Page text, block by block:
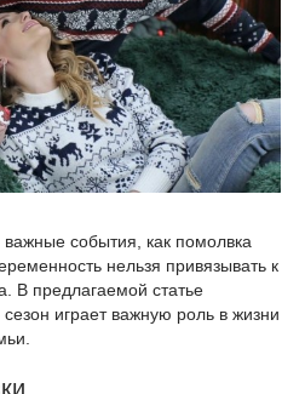
события, как помолвка
нельзя привязывать к
В предлагаемой статье
играет важную роль в жизни